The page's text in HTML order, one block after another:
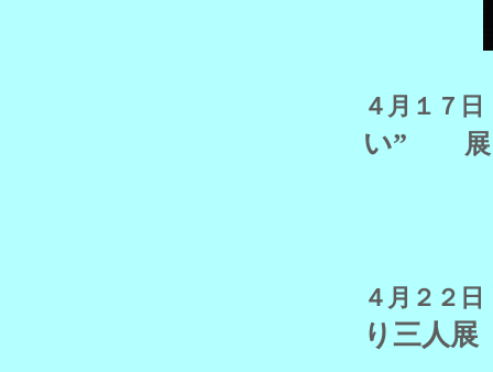
４月１７
い” 展
４月２
り三人展